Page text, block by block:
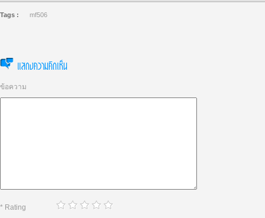
Tags : mf506
แสดงความคิดเห็น
ข้อความ
* Rating